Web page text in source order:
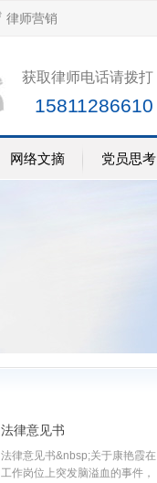
律师营销
获取律师电话请拨打
15811286610
网络文摘 党员思考
法律意见书
法律意见书&nbsp;关于康艳霞在
工作岗位上突发脑溢血的事件，